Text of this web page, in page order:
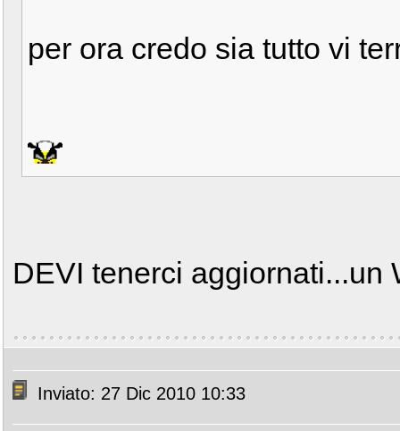
per ora credo sia tutto vi
DEVI tenerci
Inviato: 27 Dic 2010 10:33